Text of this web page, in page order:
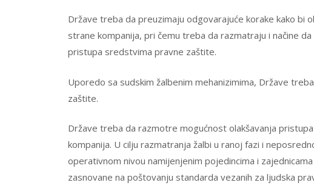
Države treba da preuzimaju odgovarajuće korake kako bi
strane kompanija, pri čemu treba da razmatraju i načine
pristupa sredstvima pravne zaštite.
Uporedo sa sudskim žalbenim mehanizimima, Države
zaštite.
Države treba da razmotre mogućnost olakšavanja
kompanija. U cilju razmatranja žalbi u ranoj fazi i
operativnom nivou namijenjenim pojedincima i
zasnovane na poštovanju standarda vezanih za ljudska